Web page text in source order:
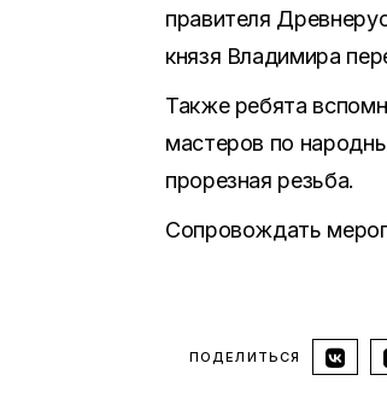
правителя
князя Владимира
Также ребята
мастеров по
прорезная резьба.
Сопровождать
ПОДЕЛИТЬСЯ